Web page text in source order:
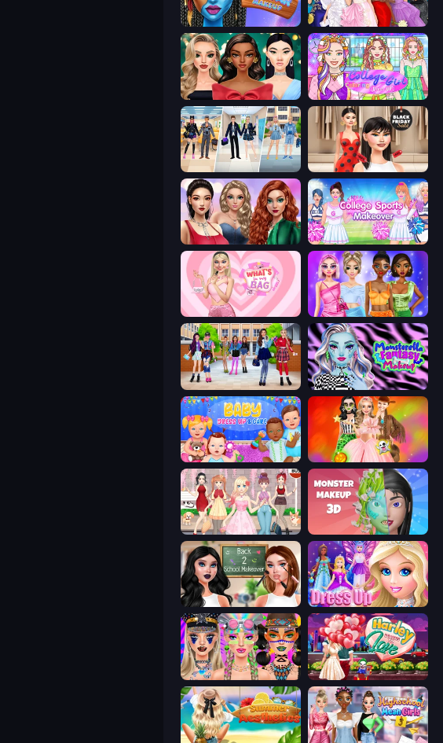
Avatar Make Up Model Dress Up Girl
New Year's Eve Makeup College Girl Coloring Dress Up
College Girl & Boy Makeover Shopaholic Black Friday
Colored Denim Trends College Sport Team Makeover
What's In My Bag Monochrome Looks
High School BFFs: Girls Team Monsterella Fantasy Makeup
Baby Dress Up Iconic Halloween Costumes
Anime Girls Dress Up Games Monster Makeup 3D
Princess Dress Up
Festival Vibes Makeup Harley Learns To Love